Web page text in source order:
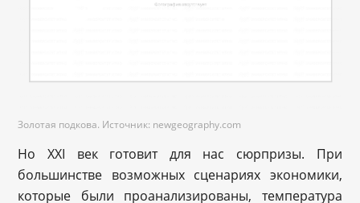
Золотая подкова. Источник: newgeography.com
Но XXI век готовит для нас сюрпризы. При
большинстве возможных сценариях экономики,
которые были проанализированы, температура